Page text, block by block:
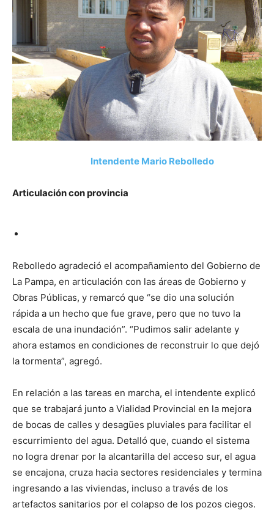
Intendente Mario Rebolledo
Articulación con provincia
Rebolledo agradeció el acompañamiento del Gobierno de
La Pampa, en articulación con las áreas de Gobierno y
Obras Públicas, y remarcó que “se dio una solución
rápida a un hecho que fue grave, pero que no tuvo la
escala de una inundación”. “Pudimos salir adelante y
ahora estamos en condiciones de reconstruir lo que dejó
la tormenta”, agregó.
En relación a las tareas en marcha, el intendente explicó
que se trabajará junto a Vialidad Provincial en la mejora
de bocas de calles y desagües pluviales para facilitar el
escurrimiento del agua. Detalló que, cuando el sistema
no logra drenar por la alcantarilla del acceso sur, el agua
se encajona, cruza hacia sectores residenciales y termina
ingresando a las viviendas, incluso a través de los
artefactos sanitarios por el colapso de los pozos ciegos.